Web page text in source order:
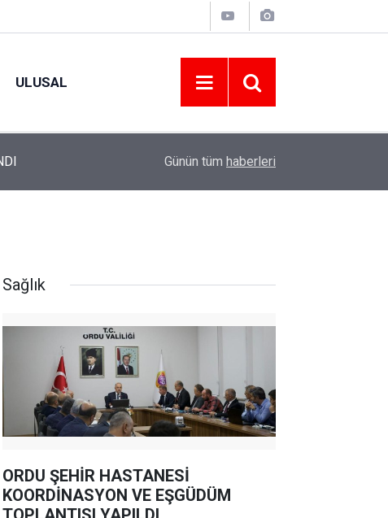
ULUSAL
ORDU ASKF’DEN İŞ DÜNYASINA AMATÖR
Günün tüm haberleri
Sağlık
ORDU ŞEHİR HASTANESİ
KOORDİNASYON VE EŞGÜDÜM